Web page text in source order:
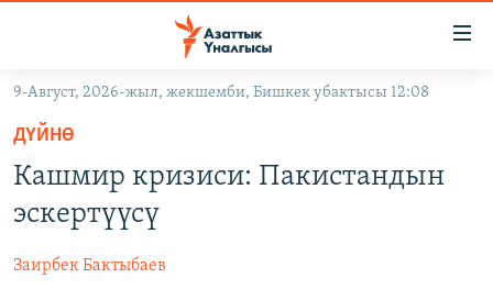
Навигацияга
өтүңүз
Издөөгө
салыңыз
ЖАҢЫЛЫКТАР
КЫРГЫЗСТАН
ЭКОНОМИКА
БОРБОР АЗИЯ
УКРАИНА
АТАЙЫН ИЛИКТӨӨ
9-Август, 2026-жыл, жекшемби, Бишкек убактысы 12:08
ДҮЙНӨ
Кашмир кризиси: Пакистандын
эскертүүсү
Заирбек Бактыбаев